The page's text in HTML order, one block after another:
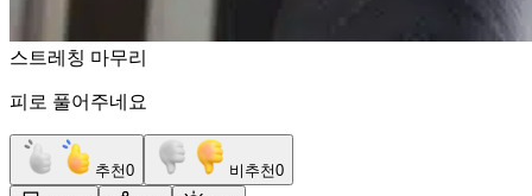
스트레칭 마무리
피로 풀어주네요
추천0 비추천0